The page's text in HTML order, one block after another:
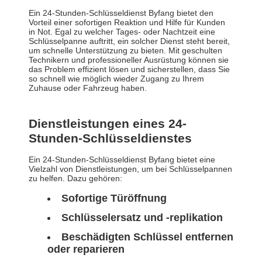
Ein 24-Stunden-Schlüsseldienst Byfang bietet den
Vorteil einer sofortigen Reaktion und Hilfe für Kunden
in Not. Egal zu welcher Tages- oder Nachtzeit eine
Schlüsselpanne auftritt, ein solcher Dienst steht bereit,
um schnelle Unterstützung zu bieten. Mit geschulten
Technikern und professioneller Ausrüstung können sie
das Problem effizient lösen und sicherstellen, dass Sie
so schnell wie möglich wieder Zugang zu Ihrem
Zuhause oder Fahrzeug haben.
Dienstleistungen eines 24-
Stunden-Schlüsseldienstes
Ein 24-Stunden-Schlüsseldienst Byfang bietet eine
Vielzahl von Dienstleistungen, um bei Schlüsselpannen
zu helfen. Dazu gehören:
Sofortige Türöffnung
Schlüsselersatz und -replikation
Beschädigten Schlüssel entfernen
oder reparieren